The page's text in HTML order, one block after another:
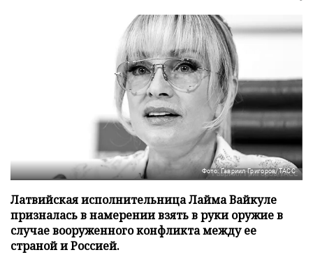
Фото: Гавриил Григоров/ТАСС
Латвийская исполнительница Лайма Вайкуле
призналась в намерении взять в руки оружие в
случае вооруженного конфликта между ее
страной и Россией.